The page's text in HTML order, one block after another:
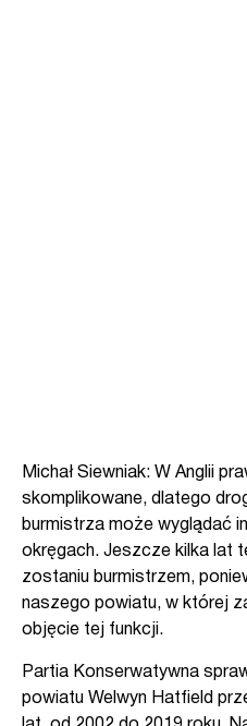
Michał Siewniak: W Anglii
skomplikowane, dlatego
burmistrza może wyglądać
okręgach. Jeszcze kilka lat
zostaniu burmistrzem,
naszego powiatu, w której
objęcie tej funkcji.
Partia Konserwatywna
powiatu Welwyn Hatfield